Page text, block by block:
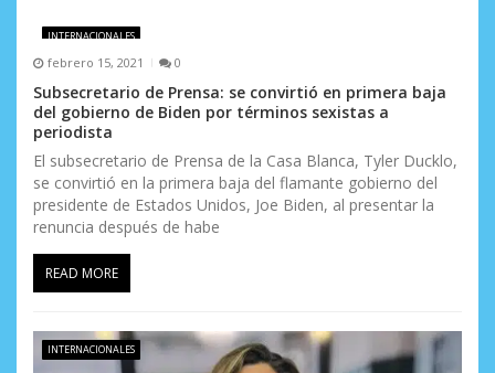
a
s
INTERNACIONALES
febrero 15, 2021 0
Subsecretario de Prensa: se convirtió en primera baja
del gobierno de Biden por términos sexistas a
periodista
El subsecretario de Prensa de la Casa Blanca, Tyler Ducklo,
se convirtió en la primera baja del flamante gobierno del
presidente de Estados Unidos, Joe Biden, al presentar la
renuncia después de habe
READ MORE
INTERNACIONALES